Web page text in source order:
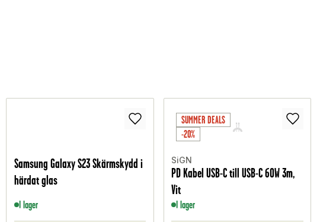
Samsung Galaxy S23 Skärmskydd i
härdat glas
I lager
SUMMER DEALS
-20%
SiGN
PD Kabel USB-C till USB-C 60W 3m,
Vit
I lager